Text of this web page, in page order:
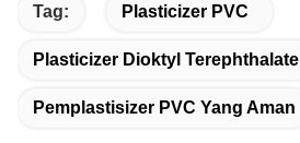
Tag: Plasticizer PVC
Plasticizer Dioktyl Terephthalate
Pemplastisizer PVC Yang Aman